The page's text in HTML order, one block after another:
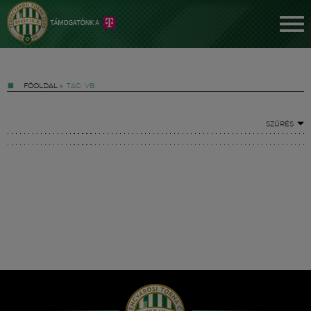
FŐOLDAL » TAG: VB
SZŰRÉS
Hírek